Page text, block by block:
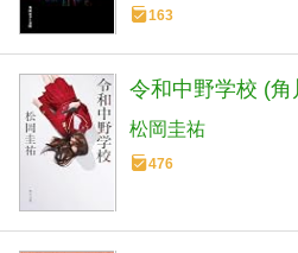
163
令和中野学校 (角
松岡圭祐
476